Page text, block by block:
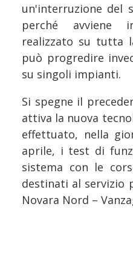
un'interruzione del
perché avviene
realizzato su tutta
può progredire
su singoli impianti.
Si spegne il
attiva la nuova
effettuato, nella
aprile, i test di
sistema con le
destinati al servizio
Novara Nord –